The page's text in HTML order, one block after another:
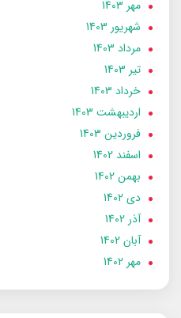
مهر 1403
شهریور 1403
مرداد 1403
تير 1403
خرداد 1403
ارديبهشت 1403
فروردین 1403
اسفند 1402
بهمن 1402
دی 1402
آذر 1402
آبان 1402
مهر 1402